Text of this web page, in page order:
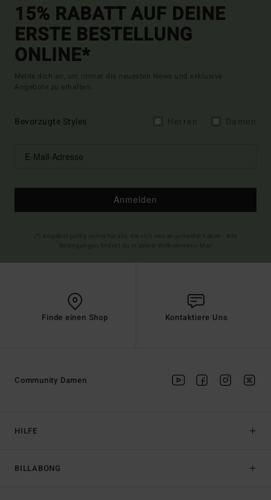
15% RABATT AUF DEINE
ERSTE BESTELLUNG
ONLINE*
Melde dich an, um immer die neuesten News und exklusive
Angebote zu erhalten.
Bevorzugte Styles
Anmelden
Finde einen Shop Kontaktiere Uns
HILFE
BILLABONG
Community Damen